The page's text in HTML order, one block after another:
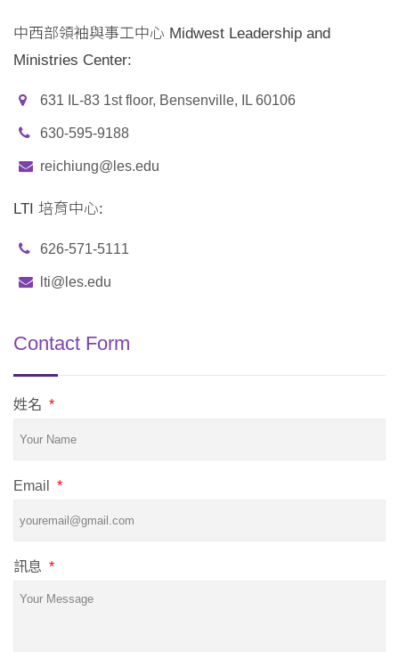
中西部領袖與事工中心 Midwest Leadership and
Ministries Center:
631 IL-83 1st floor, Bensenville, IL 60106
630-595-9188
reichiung@les.edu
LTI 培育中心:
626-571-5111
lti@les.edu
Contact Form
姓名 *
Email *
訊息 *